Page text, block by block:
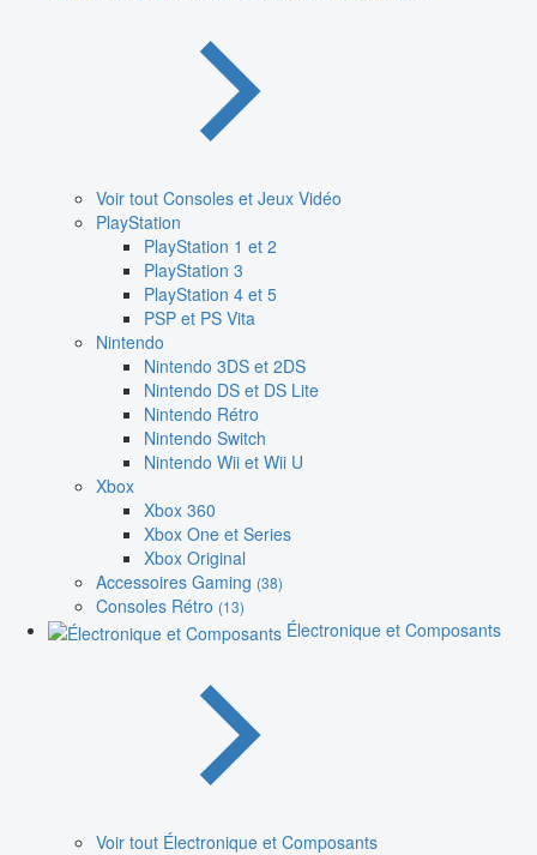
Voir tout Consoles et Jeux Vidéo
PlayStation
PlayStation 1 et 2
PlayStation 3
PlayStation 4 et 5
PSP et PS Vita
Nintendo
Nintendo 3DS et 2DS
Nintendo DS et DS Lite
Nintendo Rétro
Nintendo Switch
Nintendo Wii et Wii U
Xbox
Xbox 360
Xbox One et Series
Xbox Original
Accessoires Gaming (38)
Consoles Rétro (13)
Électronique et Composants
Voir tout Électronique et Composants